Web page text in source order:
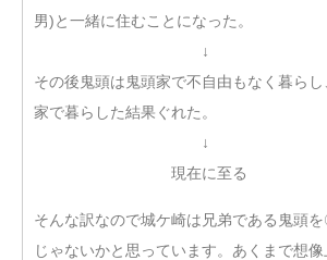
男)と一緒に住むことになった。
↓
その後鬼頭は鬼頭家で不自由もなく暮ら
家で暮らした結果ぐれた。
↓
現在に至る
そんな訳なので城ケ崎は兄弟である鬼頭
じゃないかと思っています。あくまで想